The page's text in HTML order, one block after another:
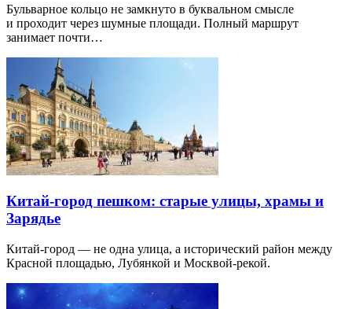
Бульварное кольцо не замкнуто в буквальном смысле
и проходит через шумные площади. Полный маршрут
занимает почти…
Китай-город пешком: старые улицы, храмы и
Зарядье
Китай-город — не одна улица, а исторический район между
Красной площадью, Лубянкой и Москвой-рекой.